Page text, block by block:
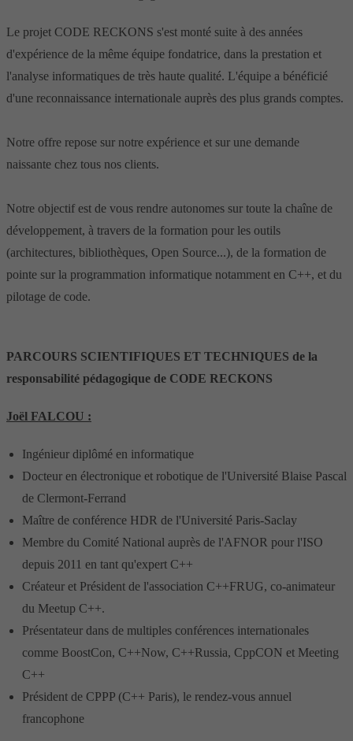
Le projet CODE RECKONS s'est monté suite à des années
d'expérience de la même équipe fondatrice, dans la prestation et
l'analyse informatiques de très haute qualité. L'équipe a bénéficié
d'une reconnaissance internationale auprès des plus grands comptes.
Notre offre repose sur notre expérience et sur une demande
naissante chez tous nos clients.
Notre objectif est de vous rendre autonomes sur toute la chaîne de
développement, à travers de la formation pour les outils
(architectures, bibliothèques, Open Source...), de la formation de
pointe sur la programmation informatique notamment en C++, et du
pilotage de code.
PARCOURS SCIENTIFIQUES ET TECHNIQUES de la
responsabilité pédagogique de CODE RECKONS
Joël FALCOU :
Ingénieur diplômé en informatique
Docteur en électronique et robotique de l'Université Blaise Pascal
de Clermont-Ferrand
Maître de conférence HDR de l'Université Paris-Saclay
Membre du Comité National auprès de l'AFNOR pour l'ISO
depuis 2011 en tant qu'expert C++
Créateur et Président de l'association C++FRUG, co-animateur
du Meetup C++.
Présentateur dans de multiples conférences internationales
comme BoostCon, C++Now, C++Russia, CppCON et Meeting
C++
Président de CPPP (C++ Paris), le rendez-vous annuel
francophone